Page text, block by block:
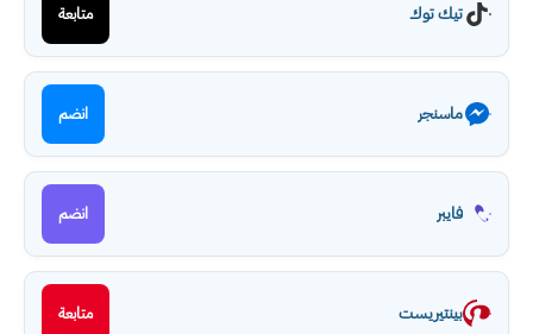
تيك توك متابعة
ماسنجر انضم
فايبر انضم
بينتيريست متابعة